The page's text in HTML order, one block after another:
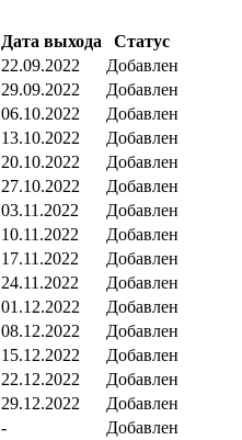
Дата выхода
Статус
22.09.2022
Добавлен
29.09.2022
Добавлен
06.10.2022
Добавлен
13.10.2022
Добавлен
20.10.2022
Добавлен
27.10.2022
Добавлен
03.11.2022
Добавлен
10.11.2022
Добавлен
17.11.2022
Добавлен
24.11.2022
Добавлен
01.12.2022
Добавлен
08.12.2022
Добавлен
15.12.2022
Добавлен
22.12.2022
Добавлен
29.12.2022
Добавлен
-
Добавлен